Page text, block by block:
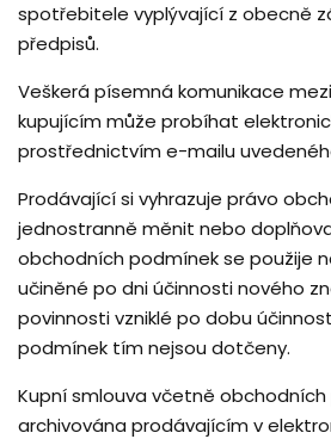
spotřebitele vyplývající z obecně
předpisů.
Veškerá písemná komunikace
kupujícím může probíhat
prostřednictvím e-mailu
Prodávající si vyhrazuje právo
jednostranně měnit nebo
obchodních podmínek se použije
učiněné po dni účinnosti nového
povinnosti vzniklé po dobu
podmínek tím nejsou dotčeny.
Kupní smlouva včetně
archivována prodávajícím v